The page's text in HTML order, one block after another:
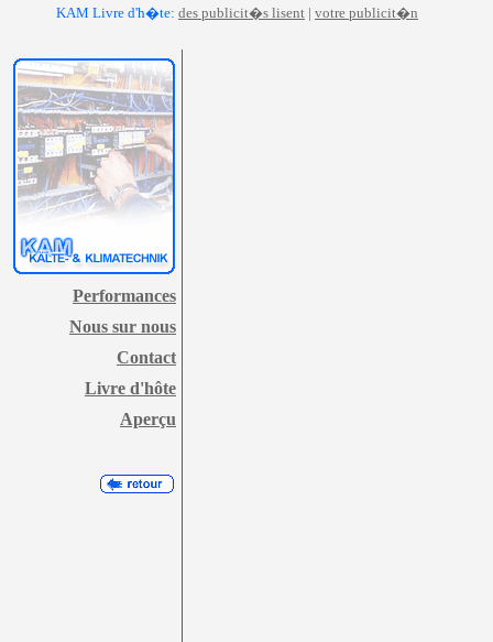
KAM Livre d'h�te: des publicit�s lisent | votre publicit�n
Performances
Nous sur nous
Contact
Livre d'hôte
Aperçu